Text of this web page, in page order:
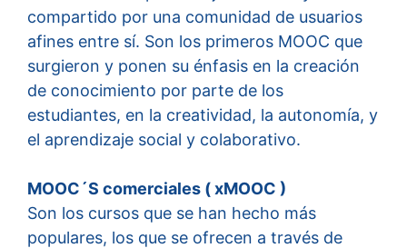
compartido por una comunidad de usuarios
afines entre sí. Son los primeros MOOC que
surgieron y ponen su énfasis en la creación
de conocimiento por parte de los
estudiantes, en la creatividad, la autonomía, y
el aprendizaje social y colaborativo.
MOOC´S comerciales ( xMOOC )
Son los cursos que se han hecho más
populares, los que se ofrecen a través de